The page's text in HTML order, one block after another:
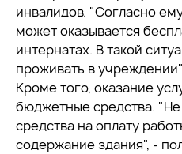
инвалидов. "Согласно
может оказывается
интернатах. В такой
проживать в
Кроме того, оказание
бюджетные средства. "Не
средства на оплату
содержание здания", -